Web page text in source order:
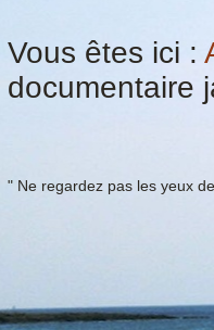
Vous êtes ici :
documentaire
" Ne regardez pas les yeux